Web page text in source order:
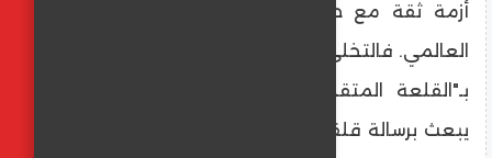
أزمة ثقة مع حلفائها في "محور المقاومة"
العالمي. فالتخلي عن مادورو، الذي كان يوصف
بـ"القلعة المتقدمة" ضد الهيمنة الأمريكية،
يبعث برسالة قلقة إلى طهران ودمشق وحلفاء